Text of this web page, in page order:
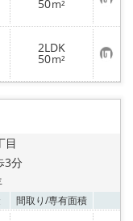
50m²
気
に
入
り
登
録
2LDK
50m² お
気
に
り
目
3分
間取り/専有面積